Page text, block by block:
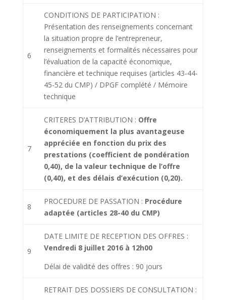
6
CONDITIONS DE PARTICIPATION :
Présentation des renseignements concernant
la situation propre de l’entrepreneur,
renseignements et formalités nécessaires pour
l’évaluation de la capacité économique,
financière et technique requises (articles 43-44-
45-52 du CMP) / DPGF complété / Mémoire
technique
7
CRITERES D’ATTRIBUTION : Offre
économiquement la plus avantageuse
appréciée en fonction du prix des
prestations (coefficient de pondération
0,40), de la valeur technique de l’offre
(0,40), et des délais d’exécution (0,20).
8
PROCEDURE DE PASSATION : Procédure
adaptée (articles 28-40 du CMP)
9
DATE LIMITE DE RECEPTION DES OFFRES :
Vendredi 8 juillet 2016 à 12h00
Délai de validité des offres : 90 jours
RETRAIT DES DOSSIERS DE CONSULTATION :